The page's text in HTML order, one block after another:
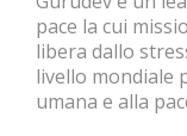
pace la cui
libera dallo
livello mondiale
umana e alla